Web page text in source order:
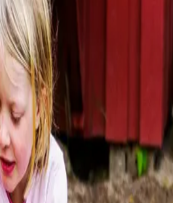
kultur for lesing i
forfatterne 10
av leseglede.
tilgjengelig overalt i
barnelitteratur kan gi
daglig høytlesing.
finne bøker som fenger,
om hvordan man bygger
samt om
og samarbeid
kan forsterke